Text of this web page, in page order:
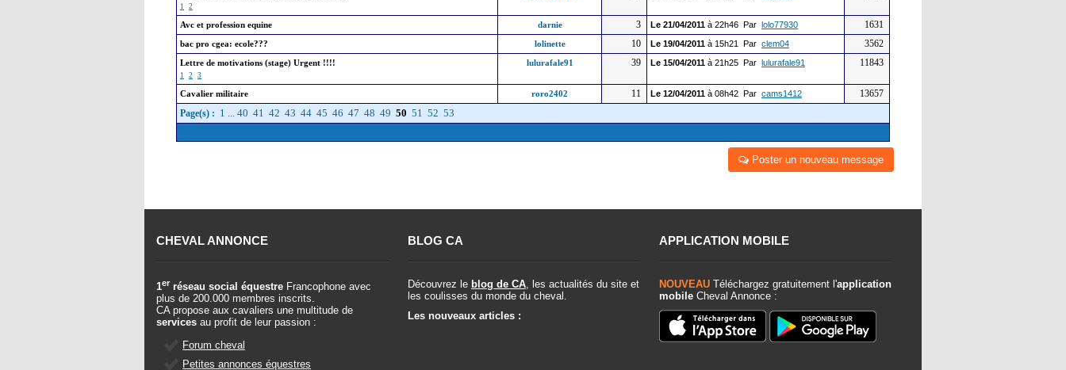
1 2
Avc et profession equine darnie 3 Le 21/04/2011 à 22h46 Par lolo77930 1631
bac pro cgea: ecole??? lolinette 10 Le 19/04/2011 à 15h21 Par clem04 3562
Lettre de motivations (stage) Urgent !!!!
1 2 3
lulurafale91 39 Le 15/04/2011 à 21h25 Par lulurafale91 11843
Cavalier militaire roro2402 11 Le 12/04/2011 à 08h42 Par cams1412
13657
Page(s) : 1 ... 40 41 42 43 44 45 46 47 48 49 50 51 52 53
Poster un nouveau message
CHEVAL ANNONCE
1er réseau social équestre Francophone avec
plus de 200.000 membres inscrits.
CA propose aux cavaliers une multitude de
services au profit de leur passion :
Forum cheval
Petites annonces équestres
BLOG CA
Découvrez le blog de CA, les actualités du site et
les coulisses du monde du cheval.
Les nouveaux articles :
APPLICATION MOBILE
NOUVEAU Téléchargez gratuitement l'application
mobile Cheval Annonce :